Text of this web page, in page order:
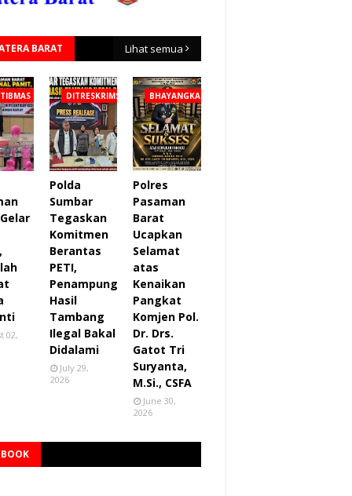
BARAT Lihat semua
02,
DITRESKRIMSUS
Polda
Sumbar
Tegaskan
Komitmen
Berantas
PETI,
Penampung
Hasil
Tambang
Ilegal Bakal
Didalami
July 29,
2026
BHAYANGKARA
Polres
Pasaman
Barat
Ucapkan
Selamat
atas
Kenaikan
Pangkat
Komjen Pol.
Dr. Drs.
Gatot Tri
Suryanta,
M.Si., CSFA
June 30,
2026